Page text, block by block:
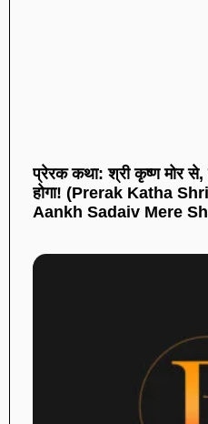
प्रेरक कथा: श्री कृष्ण मोर
होगा! (Prerak Katha
Aankh Sadaiv Mere